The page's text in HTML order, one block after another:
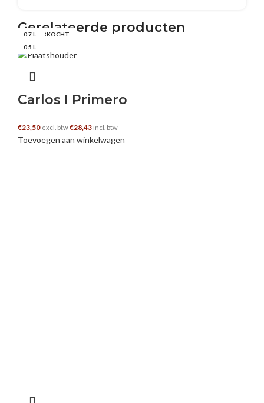
Gerelateerde producten
0.7 L
Carlos I Primero
€23,50 excl. btw€28,43 incl. btw
Toevoegen aan winkelwagen
0.5 L
0.5 L
0.7 L
0.7 L
UITVERKOCHT
0.5 L
0.35 L
0.7 L